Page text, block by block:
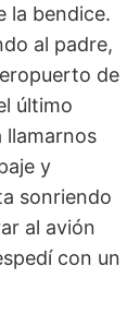
la bendice.
al padre,
de
último
llamarnos
y
sonriendo
al avión
con un